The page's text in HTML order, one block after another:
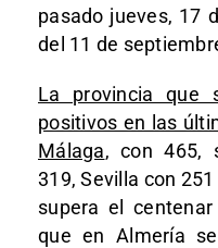
pasado jueves, 17
del 11 de
La provincia que
positivos en las
Málaga, con 465,
319, Sevilla con
supera el
que en Almería